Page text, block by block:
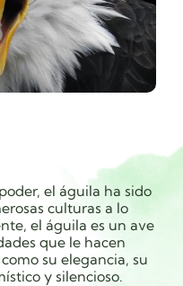
el águila ha sido
culturas a lo
el águila es un ave
que le hacen
su elegancia, su
y silencioso.